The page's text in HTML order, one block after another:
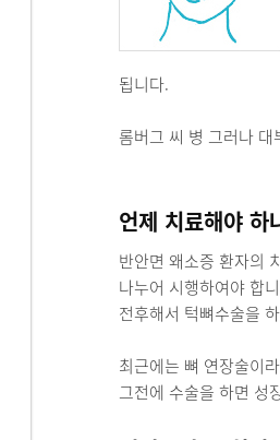
됩니다.
롬버그 씨 병 그러나
언제 치료해야 하
반안면 왜소증 환자의
나누어 시행하여야 합
전후해서 턱뼈수술을
최근에는 뼈 연장술이
그전에 수술을 하면 성